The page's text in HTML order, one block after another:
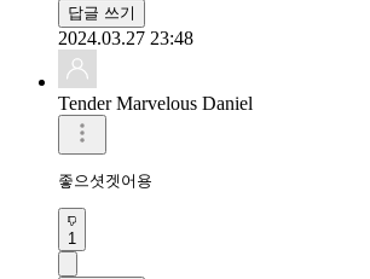
답글 쓰기
2024.03.27 23:48
Tender Marvelous Daniel
좋으셧겟어용
1